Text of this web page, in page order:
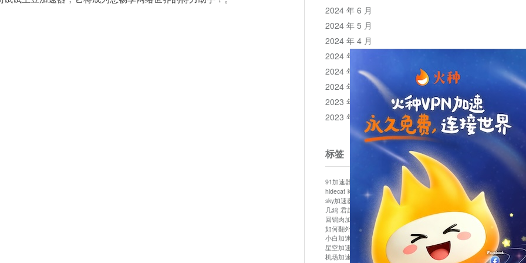
2024 年 6 月
2024 年 5 月
2024 年 4 月
2024 年 3 月
2024 年 2 月
2024 年 1 月
2023 年 12 月
2023 年 11 月
标签
91加速器 bluelayer加速器
clash节点
hidecat kuai500 panda加速器
plex加速器
sky加速器
telegram加速器 中信加速器
云梯加速器
几鸡 君越加速器 哔咔漫画加速器
唐师傅加速器
回锅肉加速器
坚果加速器 壹点加速器
如何翻外墙网站 小哈vp加速器
小火箭加速器
小白加速器
布谷vp加速器 心阶云 快连
星空加速器
最新版clash安卓下载
月光加速器
机场加速器
松果云 极快加速器
梯子加速器